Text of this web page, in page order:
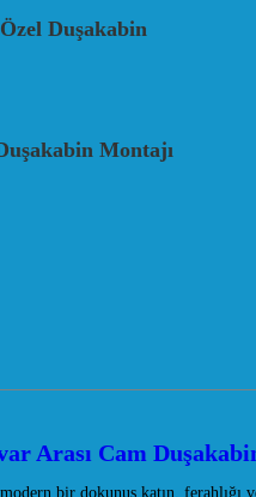
Duşakabin
Montajı
Arası Cam
bir dokunuş katın, ferahlığı